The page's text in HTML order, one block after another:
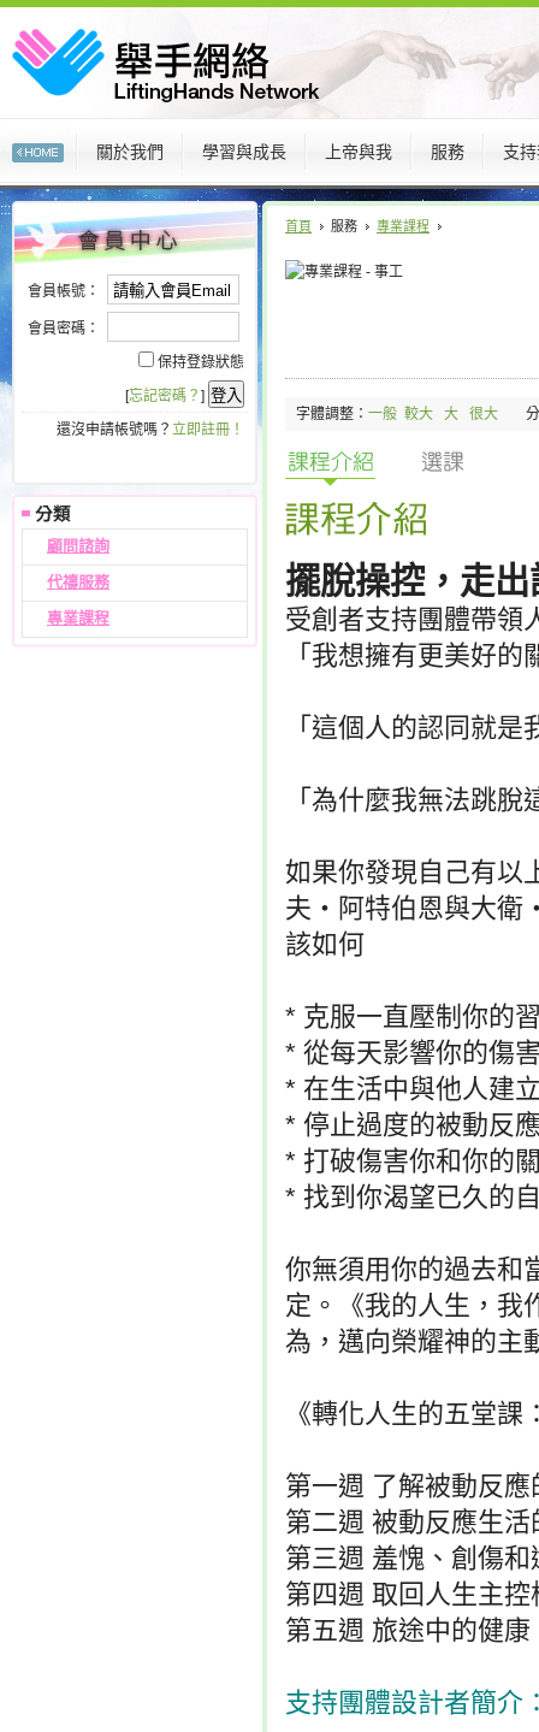
關於我們 學習與成長 上帝與我 服務 支
:::
會員帳號：
會員密碼：
保持登錄狀態
[忘記密碼？ ]
還沒申請帳號嗎？ 立即註冊！
顧問諮詢
代禱服務
專業課程
:::
首頁 服務 專業課程
字體調整： 一般 較大 大 很大
擺脫操控，走出
受創者支持團體帶領
「我想擁有更美好
「這個人的認同就
「為什麼我無法跳
如果你發現自己有以
夫‧阿特伯恩與大衛
該如何
* 克服一直壓制你的
* 從每天影響你的傷
* 在生活中與他人建
* 停止過度的被動反
* 打破傷害你和你的
* 找到你渴望已久的
你無須用你的過去和
定。《我的人生，我
為，邁向榮耀神的主
《轉化人生的五堂
第一週 了解被動反應
第二週 被動反應生活
第三週 羞愧、創傷和
第四週 取回人生主控
第五週 旅途中的健康
支持團體設計者簡介